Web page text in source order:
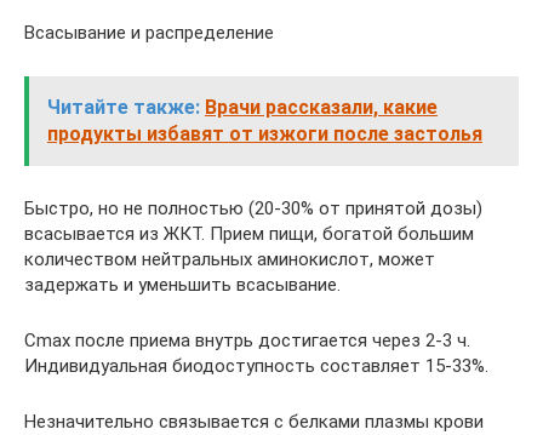
Всасывание и распределение
Читайте также: Врачи рассказали, какие
продукты избавят от изжоги после застолья
Быстро, но не полностью (20-30% от принятой дозы)
всасывается из ЖКТ. Прием пищи, богатой большим
количеством нейтральных аминокислот, может
задержать и уменьшить всасывание.
Cmax после приема внутрь достигается через 2-3 ч.
Индивидуальная биодоступность составляет 15-33%.
Незначительно связывается с белками плазмы крови